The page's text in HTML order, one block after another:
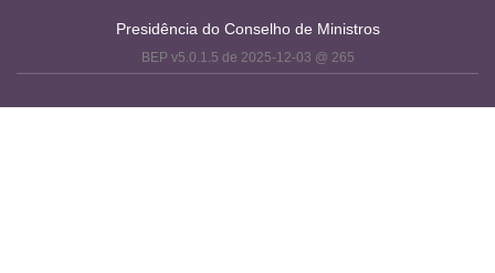
Presidência do Conselho de Ministros
BEP v5.0.1.5 de 2025-12-03 @ 265